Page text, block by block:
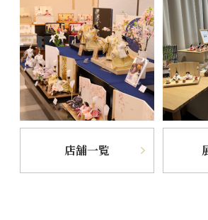
店舗一覧